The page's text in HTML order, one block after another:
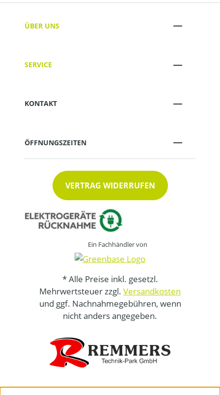
ÜBER UNS
SERVICE
KONTAKT
ÖFFNUNGSZEITEN
VERTRAG WIDERRUFEN
Ein Fachhändler von
* Alle Preise inkl. gesetzl.
Mehrwertsteuer zzgl. Versandkosten
und ggf. Nachnahmegebühren, wenn
nicht anders angegeben.